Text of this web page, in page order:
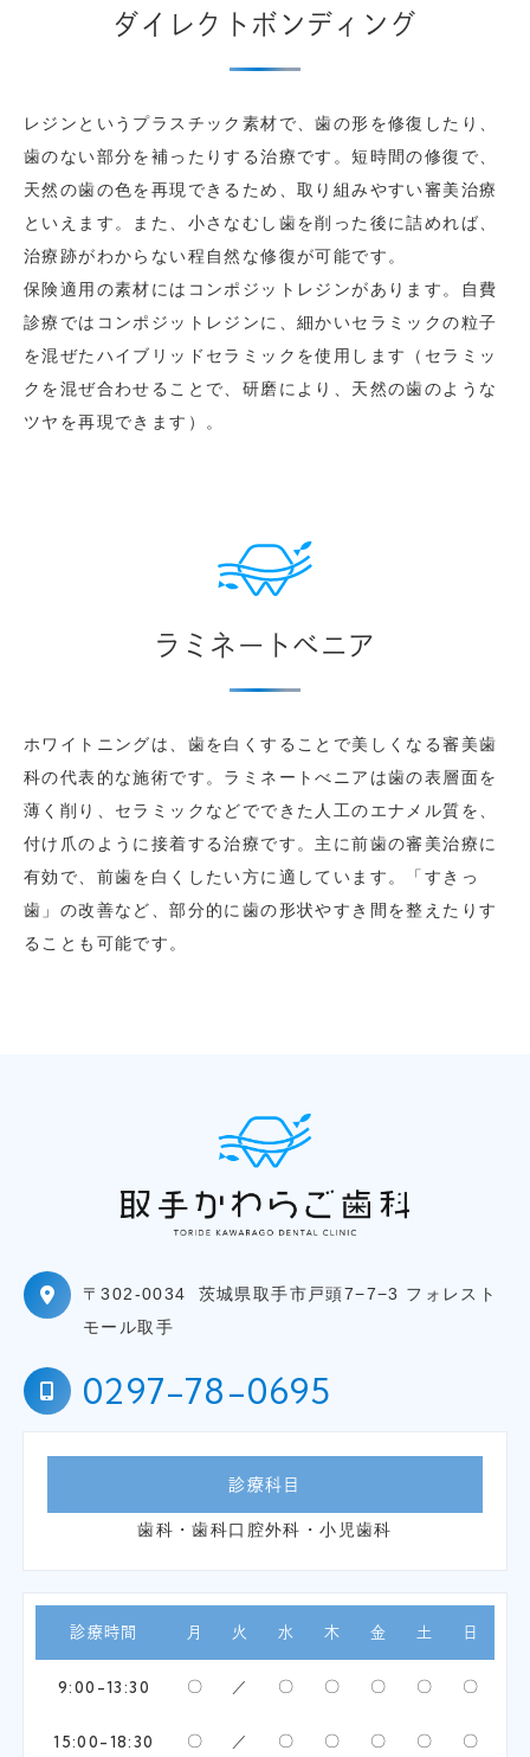
ダイレクトボンディング
レジンというプラスチック素材で、歯の形を修復したり、
歯のない部分を補ったりする治療です。短時間の修復で、
天然の歯の色を再現できるため、取り組みやすい審美治療
といえます。また、小さなむし歯を削った後に詰めれば、
治療跡がわからない程自然な修復が可能です。
保険適用の素材にはコンポジットレジンがあります。自費
診療ではコンポジットレジンに、細かいセラミックの粒子
を混ぜたハイブリッドセラミックを使用します（セラミッ
クを混ぜ合わせることで、研磨により、天然の歯のような
ツヤを再現できます）。
ラミネートべニア
ホワイトニングは、歯を白くすることで美しくなる審美歯
科の代表的な施術です。ラミネートべニアは歯の表層面を
薄く削り、セラミックなどでできた人工のエナメル質を、
付け爪のように接着する治療です。主に前歯の審美治療に
有効で、前歯を白くしたい方に適しています。「すきっ
歯」の改善など、部分的に歯の形状やすき間を整えたりす
ることも可能です。
〒302-0034
茨城県取手市戸頭7−7−3 フォレスト
モール取手
0297-78-0695
診療科目
歯科・歯科口腔外科・小児歯科
診療時間 月 火 水 木 金 土 日
9:00-13:30 〇 ／ 〇 〇 〇 〇 〇
15:00-18:30 〇 ／ 〇 〇 〇 〇 〇